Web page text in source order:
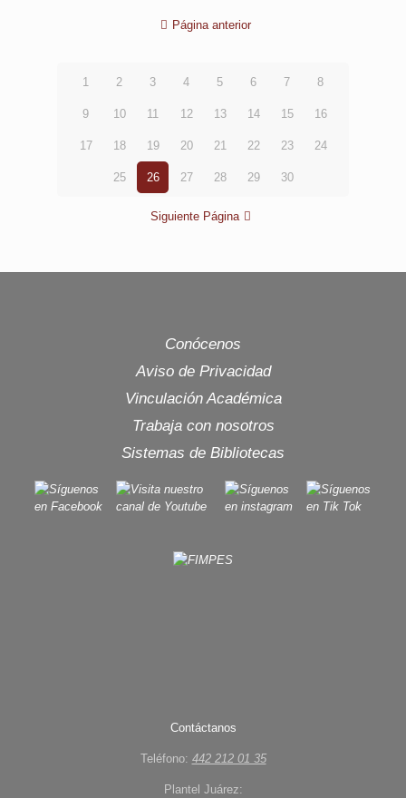
Página anterior
1 2 3 4 5 6 7 8
9 10 11 12 13 14 15 16
17 18 19 20 21 22 23 24
25 26 27 28 29 30
Siguiente Página
Conócenos
Aviso de Privacidad
Vinculación Académica
Trabaja con nosotros
Sistemas de Bibliotecas
Contáctanos
Teléfono: 442 212 01 35
Plantel Juárez: